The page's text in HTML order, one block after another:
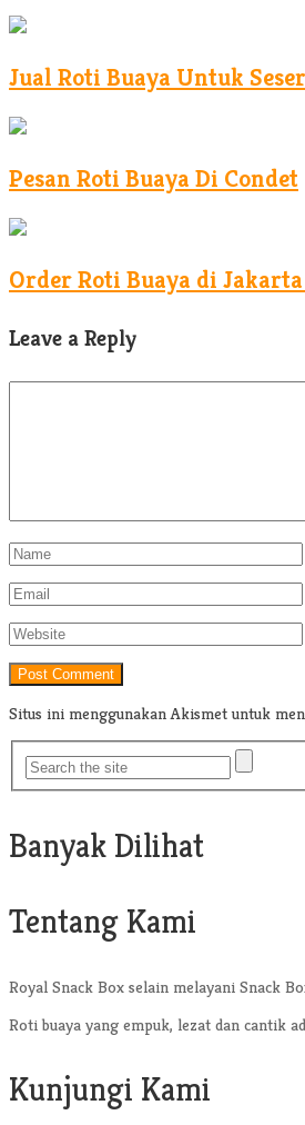
Jual Roti Buaya Untuk
Pesan Roti Buaya Di Condet
Order Roti Buaya di
Leave a Reply
Situs ini menggunakan Akismet untuk
Banyak Dilihat
Tentang Kami
Royal Snack Box selain melayani Snack
Roti buaya yang empuk, lezat dan cantik
Kunjungi Kami